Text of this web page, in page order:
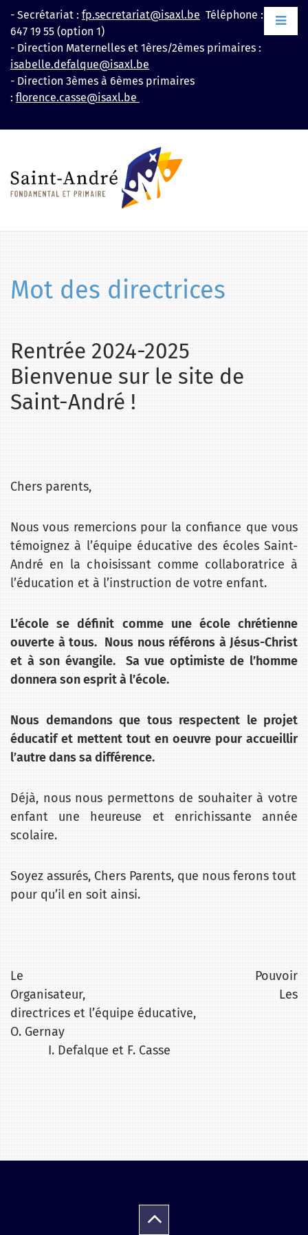
Aller
au
contenu
- Secrétariat : fp.secretariat@isaxl.be Téléphone : +32 2
647 19 55 (option 1)
- Direction Maternelles et 1ères/2èmes primaires :
isabelle.defalque@isaxl.be
- Direction 3èmes à 6èmes primaires
: florence.casse@isaxl.be
Mot des directrices
Rentrée 2024-2025
Bienvenue sur le site de
Saint-André !
Chers parents,
Nous vous remercions pour la confiance que vous
témoignez à l’équipe éducative des écoles Saint-
André en la choisissant comme collaboratrice à
l’éducation et à l’instruction de votre enfant.
L’école se définit comme une école chrétienne
ouverte à tous. Nous nous référons à Jésus-Christ
et à son évangile. Sa vue optimiste de l’homme
donnera son esprit à l’école.
Nous demandons que tous respectent le projet
éducatif et mettent tout en oeuvre pour accueillir
l’autre dans sa différence.
Déjà, nous nous permettons de souhaiter à votre
enfant une heureuse et enrichissante année
scolaire.
Soyez assurés, Chers Parents, que nous ferons tout
pour qu’il en soit ainsi.
Le Pouvoir
Organisateur, Les
directrices et l’équipe éducative,
O. Gernay
I. Defalque et F. Casse